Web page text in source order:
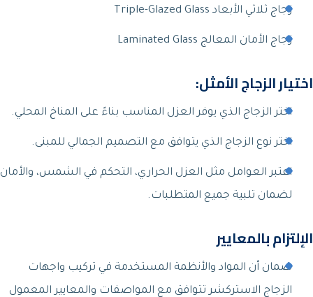
زجاج ثلاثي الأبعاد Triple-Glazed Glass
زجاج الأمان المعالج Laminated Glass
اختيار الزجاج الأمثل:
اختر الزجاج الذي يوفر العزل المناسب بناءً على المناخ المحلي.
اختر نوع الزجاج الذي يتوافق مع التصميم الجمالي للمبنى.
اعتبر العوامل مثل العزل الحراري، التحكم في الشمس، والأمان
لضمان تلبية جميع المتطلبات.
الإلتزام بالمعايير
ضمان أن المواد والأنظمة المستخدمة في تركيب واجهات
الزجاج الاستركشر تتوافق مع المواصفات والمعايير المعمول